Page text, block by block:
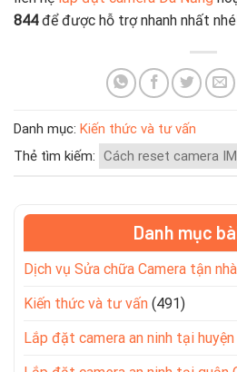
844để được hỗ trợ nhanh nhất
Danh mục: Kiến thức và tư vấn
Thẻ tìm kiếm: Cách reset camera
Danh mục
Dịch vụ Sửa chữa Camera tận
Kiến thức và tư vấn (491)
Lắp đặt camera an ninh tại huyện